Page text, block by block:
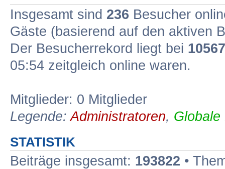
Insgesamt sind 236 Besucher
Gäste (basierend auf den aktiven
Der Besucherrekord liegt bei 10567
05:54 zeitgleich online waren.
Mitglieder: 0 Mitglieder
Legende:Administratoren, Globale
STATISTIK
Beiträge insgesamt: 193822 •